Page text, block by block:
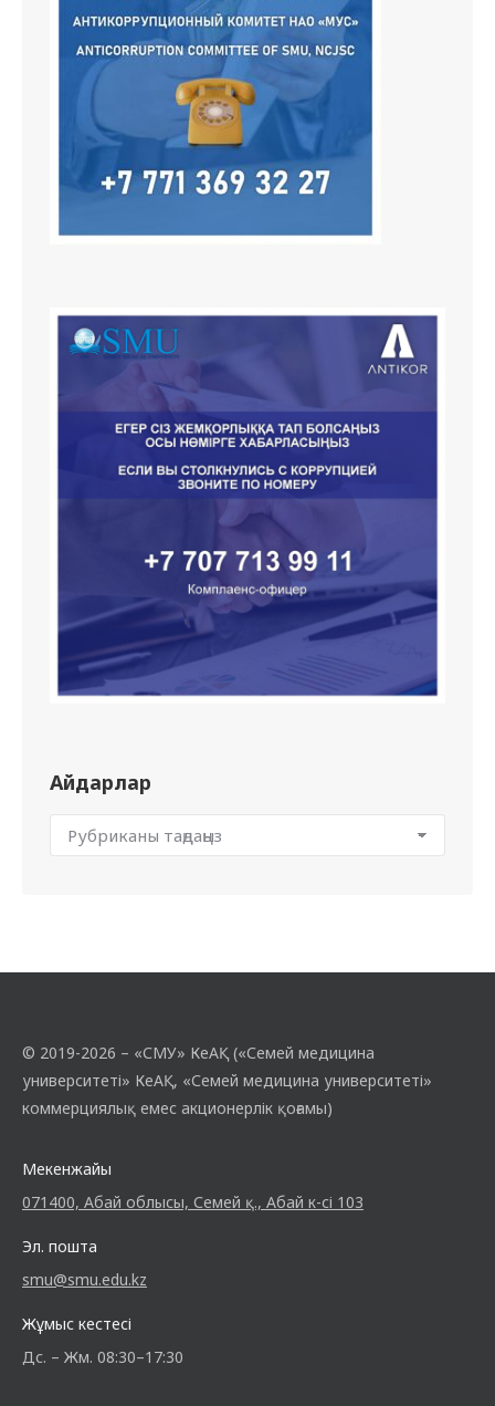
Айдарлар
© 2019-2026 – «СМУ» КеАҚ («Семей медицина
университеті» КеАҚ, «Семей медицина университеті»
коммерциялық емес акционерлік қоғамы)
Мекенжайы
071400, Абай облысы, Семей қ., Абай к-сі 103
Эл. пошта
smu@smu.edu.kz
Жұмыс кестесі
Дс. – Жм. 08:30–17:30